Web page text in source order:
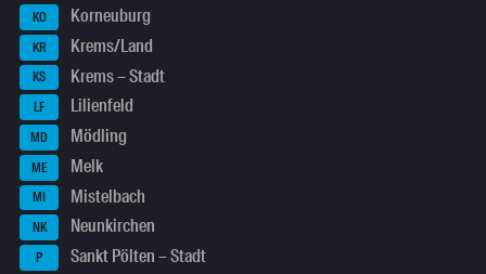
KO Korneuburg
KR Krems/Land
KS Krems – Stadt
LF Lilienfeld
MD Mödling
ME Melk
MI Mistelbach
NK Neunkirchen
P Sankt Pölten – Stadt